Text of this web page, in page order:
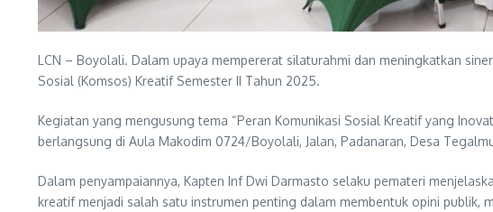
LCN – Boyolali. Dalam upaya mempererat silaturahmi dan meningkatkan
Sosial (Komsos) Kreatif Semester II Tahun 2025.
Kegiatan yang mengusung tema “Peran Komunikasi Sosial Kreatif yang
berlangsung di Aula Makodim 0724/Boyolali, Jalan, Padanaran, Desa
Dalam penyampaiannya, Kapten Inf Dwi Darmasto selaku pemateri
kreatif menjadi salah satu instrumen penting dalam membentuk opini